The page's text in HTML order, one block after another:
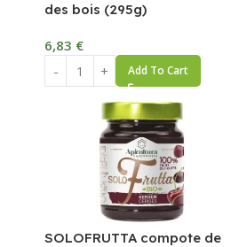
des bois (295g)
6,83 €
Add To Cart
SOLOFRUTTA compote de